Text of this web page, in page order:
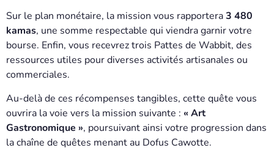
Sur le plan monétaire, la mission vous rapportera3 480
kamas, une somme respectable qui viendra garnir votre
bourse. Enfin, vous recevrez trois Pattes de Wabbit, des
ressources utiles pour diverses activités artisanales ou
commerciales.
Au-delà de ces récompenses tangibles, cette quête vous
ouvrira la voie vers la mission suivante : « Art
Gastronomique », poursuivant ainsi votre progression dans
la chaîne de quêtes menant au Dofus Cawotte.